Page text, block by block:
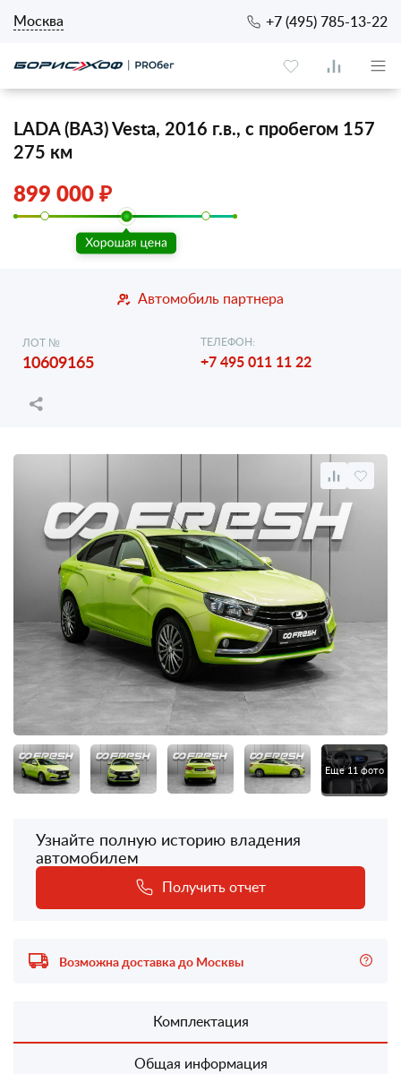
Москва +7 (495) 785-13-22
LADA (ВАЗ) Vesta, 2016 г.в., с пробегом 157
275 км
899 000 ₽
Автомобиль партнера
ЛОТ №
10609165
ТЕЛЕФОН:
+7 495 011 11 22
Еще 11 фото
Узнайте полную историю владения
автомобилем
Получить отчет
Возможна доставка до Москвы
Комплектация
Общая информация